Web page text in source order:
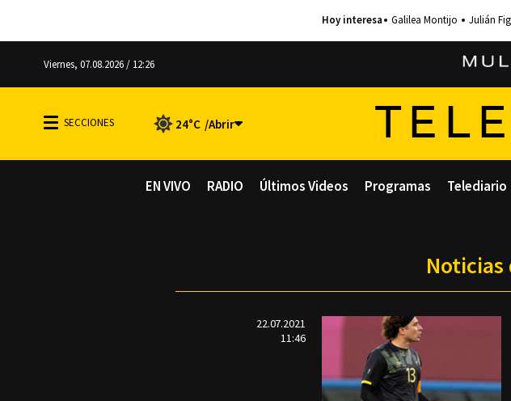
Galilea Montijo Julián
Viernes, 07.08.2026 / 12:26
24°C
EN VIVO RADIO Últimos Videos Programas Telediario
Noticias
22.07.2021
11:46